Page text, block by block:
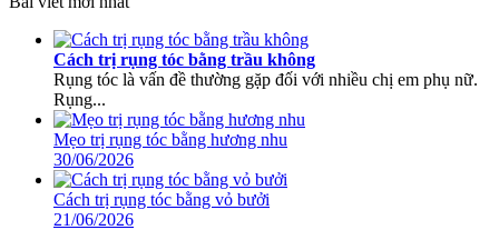
Cách trị rụng tóc bằng trầu không
Rụng tóc là vấn đề thường gặp đối với nhiều chị em phụ nữ.
Rụng...
Mẹo trị rụng tóc bằng hương nhu
30/06/2026
Cách trị rụng tóc bằng vỏ bưởi
21/06/2026